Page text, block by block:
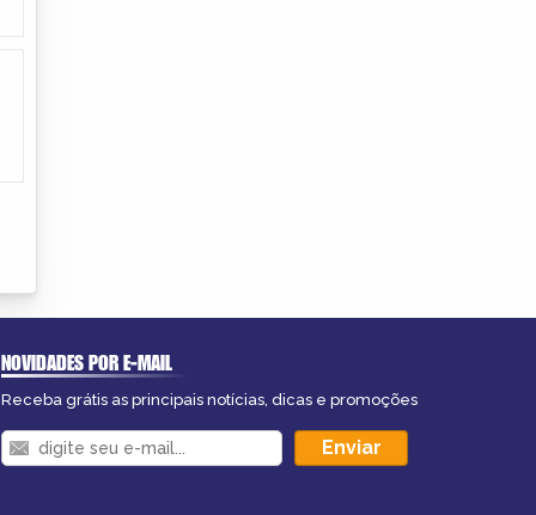
NOVIDADES POR E-MAIL
Receba grátis as principais notícias, dicas e promoções